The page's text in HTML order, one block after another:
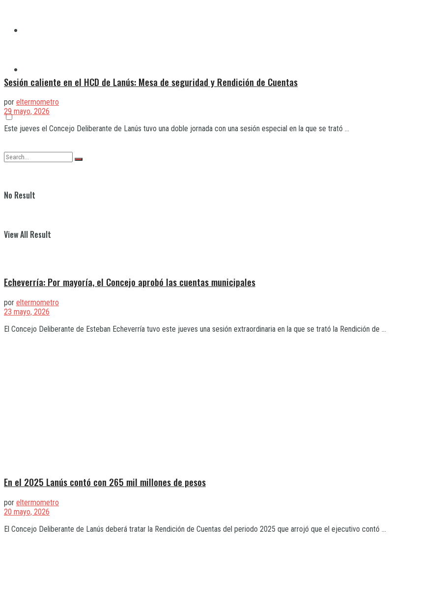
No Result
View All Result
Sesión caliente en el HCD de Lanús: Mesa de seguridad y Rendición de Cuentas
por eltermometro
29 mayo, 2026
Este jueves el Concejo Deliberante de Lanús tuvo una doble jornada con una sesión especial en la que se trató ...
Echeverría: Por mayoría, el Concejo aprobó las cuentas municipales
por eltermometro
23 mayo, 2026
El Concejo Deliberante de Esteban Echeverría tuvo este jueves una sesión extraordinaria en la que se trató la Rendición de ...
En el 2025 Lanús contó con 265 mil millones de pesos
por eltermometro
20 mayo, 2026
El Concejo Deliberante de Lanús deberá tratar la Rendición de Cuentas del periodo 2025 que arrojó que el ejecutivo contó ...